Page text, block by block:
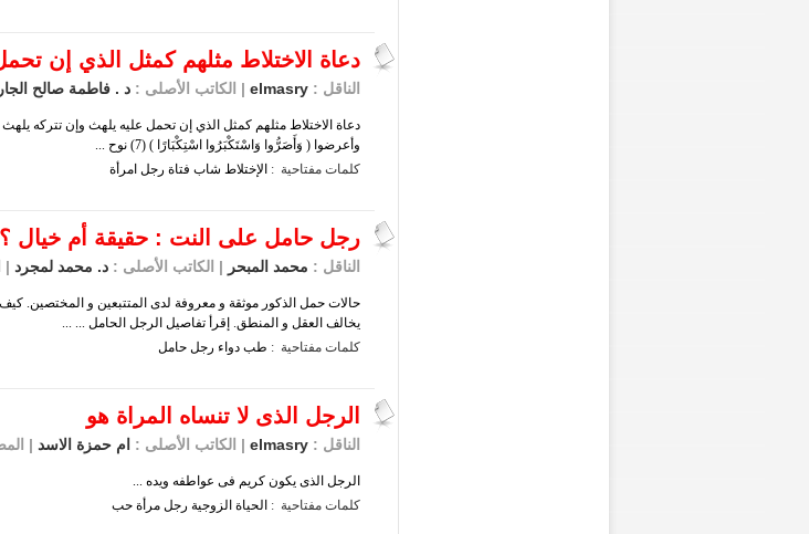
دعاة الاختلاط مثلهم كمثل الذي إن
الناقل : elmasry | الكاتب الأصلى : د . فاطمة صالح
دعاة الاختلاط مثلهم كمثل الذي إن تحمل عليه يلهث وإن تتركه
وأعرضوا ( وَأَصَرُّوا وَاسْتَكْبَرُوا اسْتِكْبَارًا ) (7) نوح ...
كلمات مفتاحية : الإختلاط شاب فتاة رجل امرأة
رجل حامل على النت : حقيقة أم خيال ؟
الناقل : محمد المبحر | الكاتب الأصلى : د. محمد لمجرد |
حالات حمل الذكور موثقة و معروفة لدى المتتبعين و المختصين.
يخالف العقل و المنطق. إقرأ تفاصيل الرجل الحامل ... ...
كلمات مفتاحية : طب دواء رجل حامل
الرجل الذى لا تنساه المراة هو
الناقل : elmasry | الكاتب الأصلى : ام حمزة الاسد |
الرجل الذى يكون كريم فى عواطفه ويده ...
كلمات مفتاحية : الحياة الزوجية رجل مرأة حب